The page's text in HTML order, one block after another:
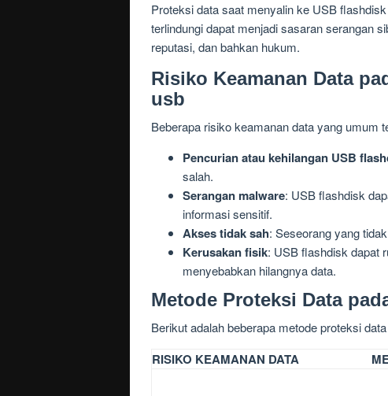
Proteksi data saat menyalin ke USB
terlindungi dapat menjadi sasaran serangan
reputasi, dan bahkan hukum.
Risiko Keamanan Data
usb
Beberapa risiko keamanan data yang umum
Pencurian atau kehilangan USB
salah.
Serangan malware: USB flashdisk
informasi sensitif.
Akses tidak sah: Seseorang yang
Kerusakan fisik: USB flashdisk dapat
menyebabkan hilangnya data.
Metode Proteksi Data
Berikut adalah beberapa metode proteksi
RISIKO KEAMANAN DATA